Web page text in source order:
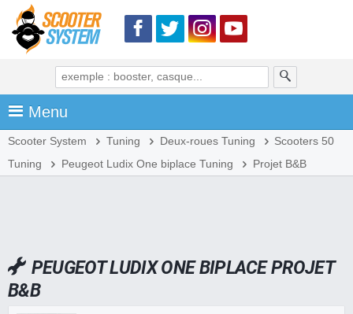
Menu
Scooter System Tuning Deux-roues Tuning
Scooters 50
Tuning
Peugeot Ludix One biplace Tuning Projet B&B
PEUGEOT LUDIX ONE BIPLACE PROJET
B&B